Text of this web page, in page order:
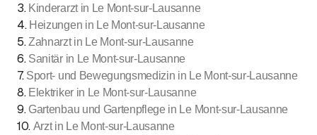
3. Kinderarzt in Le Mont-sur-Lausanne
4. Heizungen in Le Mont-sur-Lausanne
5.Zahnarzt in Le Mont-sur-Lausanne
6. Sanitär in Le Mont-sur-Lausanne
7. Sport- und Bewegungsmedizin in Le Mont-sur-Lausanne
8. Elektriker in Le Mont-sur-Lausanne
9. Gartenbau und Gartenpflege in Le Mont-sur-Lausanne
10. Arzt in Le Mont-sur-Lausanne